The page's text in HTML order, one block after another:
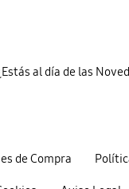
de Compra
al día de las